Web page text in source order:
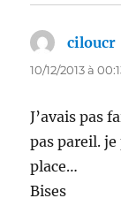
ciloucr
10/12/2013 à
J’avais pas
pas pareil.
place…
Bises